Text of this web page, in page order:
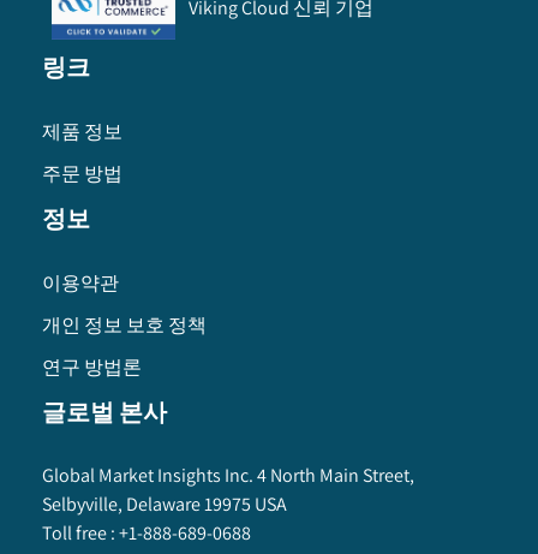
Viking Cloud 신뢰 기업
링크
제품 정보
주문 방법
정보
이용약관
개인 정보 보호 정책
연구 방법론
글로벌 본사
Global Market Insights Inc. 4 North Main Street,
Selbyville, Delaware 19975 USA
Toll free :+1-888-689-0688